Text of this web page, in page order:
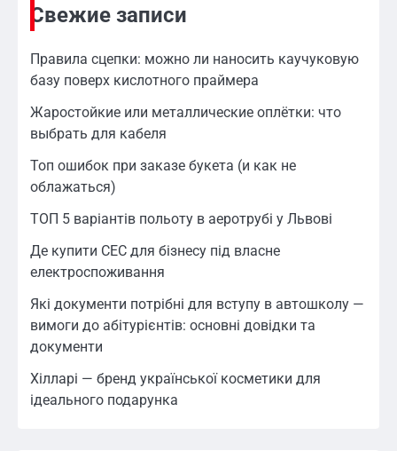
Свежие записи
Правила сцепки: можно ли наносить каучуковую
базу поверх кислотного праймера
Жаростойкие или металлические оплётки: что
выбрать для кабеля
Топ ошибок при заказе букета (и как не
облажаться)
ТОП 5 варіантів польоту в аеротрубі у Львові
Де купити СЕС для бізнесу під власне
електроспоживання
Які документи потрібні для вступу в автошколу —
вимоги до абітурієнтів: основні довідки та
документи
Хілларі — бренд української косметики для
ідеального подарунка